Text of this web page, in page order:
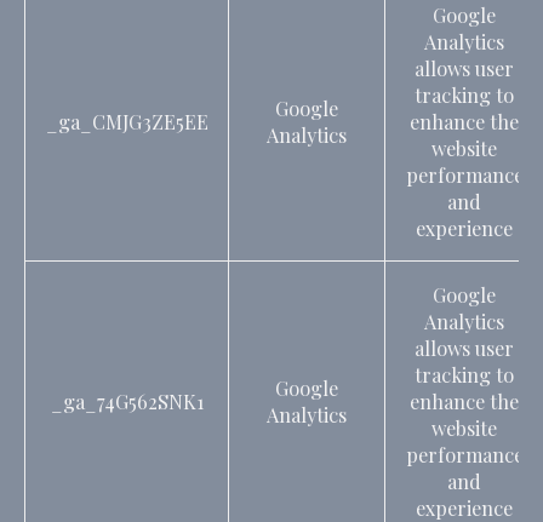
_ga_CMJG3ZE5EE
Google
Analytics
Google
Analytics
allows user
tracking to
enhance the
website
performance
and
experience
_ga_74G562SNK1
Google
Analytics
Google
Analytics
allows user
tracking to
enhance the
website
performance
and
experience